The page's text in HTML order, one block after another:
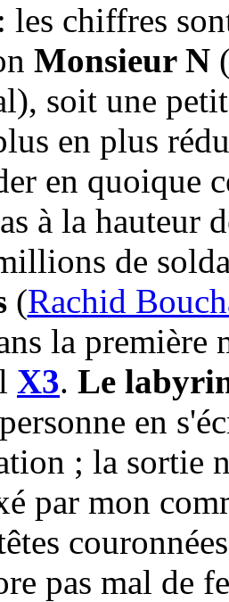
les chiffres
Monsieur N
soit une
en plus
en quoique
à la hauteur
de
(Rachid
la première
X3. Le
en
; la sortie
par mon
pas mal de